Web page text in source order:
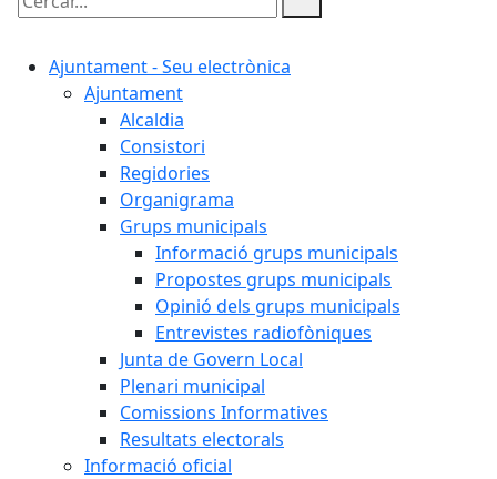
Cercar:
Ajuntament - Seu electrònica
Ajuntament
Alcaldia
Consistori
Regidories
Organigrama
Grups municipals
Informació grups municipals
Propostes grups municipals
Opinió dels grups municipals
Entrevistes radiofòniques
Junta de Govern Local
Plenari municipal
Comissions Informatives
Resultats electorals
Informació oficial